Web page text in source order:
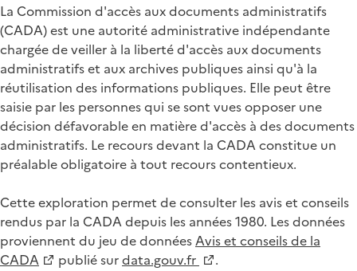
La Commission d'accès aux documents administratifs
(CADA) est une autorité administrative indépendante
chargée de veiller à la liberté d'accès aux documents
administratifs et aux archives publiques ainsi qu'à la
réutilisation des informations publiques. Elle peut être
saisie par les personnes qui se sont vues opposer une
décision défavorable en matière d'accès à des documents
administratifs. Le recours devant la CADA constitue un
préalable obligatoire à tout recours contentieux.
Cette exploration permet de consulter les avis et conseils
rendus par la CADA depuis les années 1980. Les données
proviennent du jeu de donnéesAvis et conseils de la
CADA
publié surdata.gouv.fr .